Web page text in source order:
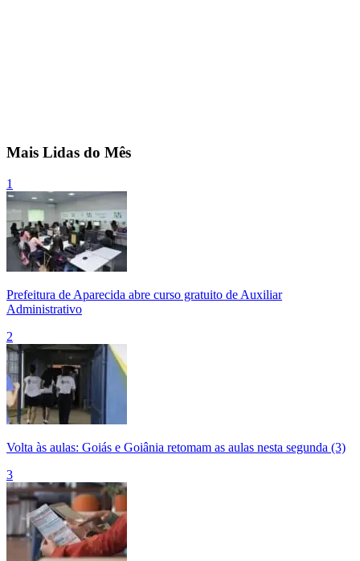
Mais Lidas do Mês
1
Prefeitura de Aparecida abre curso gratuito de Auxiliar
Administrativo
2
Volta às aulas: Goiás e Goiânia retomam as aulas nesta segunda (3)
3